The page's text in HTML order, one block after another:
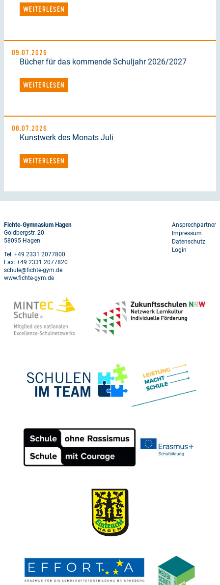
WEITERLESEN
09.07.2026
Bücher für das kommende Schuljahr 2026/2027
WEITERLESEN
08.07.2026
Kunstwerk des Monats Juli
WEITERLESEN
Fichte-Gymnasium Hagen
Goldbergstr. 20
58095 Hagen
Tel: +49 2331 2077800
Fax: +49 2331 2077820
schule@fichte-gym.de
www.fichte-gym.de
Footer
menu
Ansprechpartner
Impressum
Datenschutz
Login